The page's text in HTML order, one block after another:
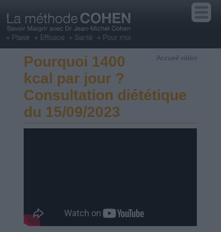
Accueil vidéo
Pourquoi 1400
kcal par jour ?
Consultation diététique
du 15/09/2023